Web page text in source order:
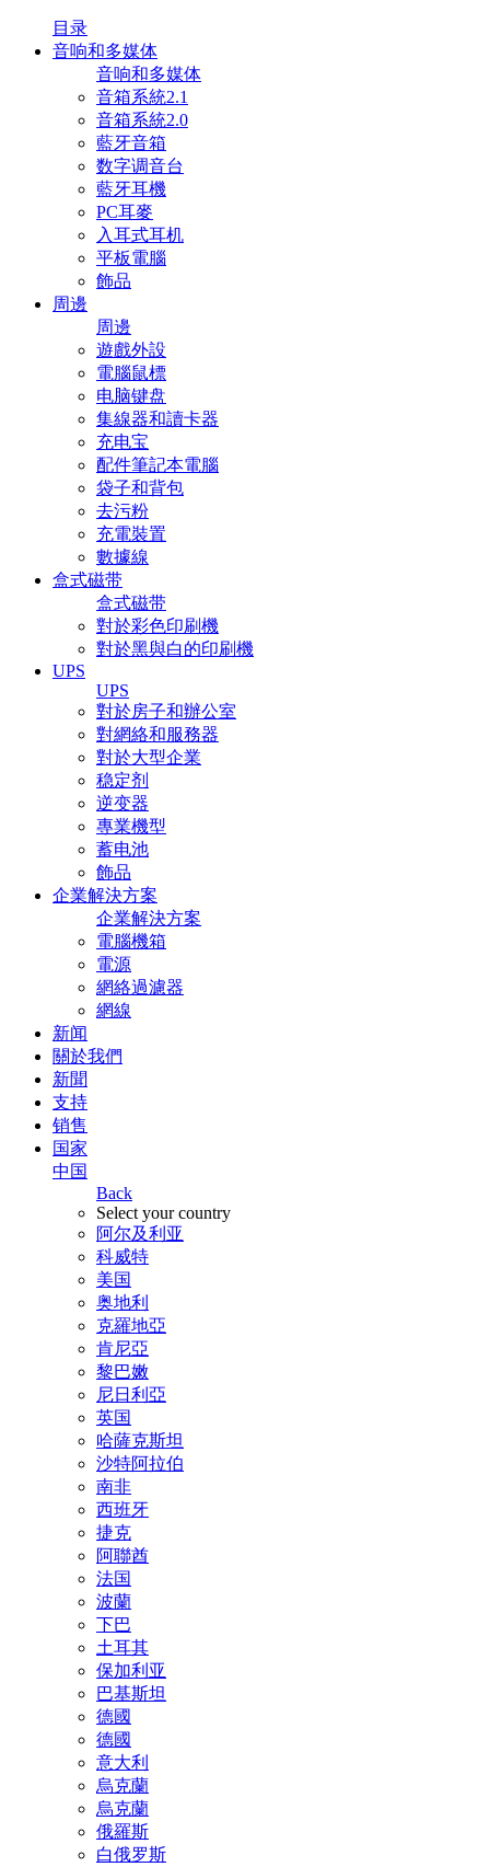
目录
音响和多媒体
音响和多媒体
音箱系統2.1
音箱系統2.0
藍牙音箱
数字调音台
藍牙耳機
PC耳麥
入耳式耳机
平板電腦
飾品
周邊
周邊
遊戲外設
電腦鼠標
电脑键盘
集線器和讀卡器
充电宝
配件筆記本電腦
袋子和背包
去污粉
充電裝置
數據線
盒式磁带
盒式磁带
對於彩色印刷機
對於黑與白的印刷機
UPS
UPS
對於房子和辦公室
對網絡和服務器
對於大型企業
稳定剂
逆变器
專業機型
蓄电池
飾品
企業解決方案
企業解決方案
電腦機箱
電源
網絡過濾器
網線
新闻
關於我們
新聞
支持
销售
国家
中国
Back
Select your country
阿尔及利亚
科威特
美国
奥地利
克羅地亞
肯尼亞
黎巴嫩
尼日利亞
英国
哈薩克斯坦
沙特阿拉伯
南非
西班牙
捷克
阿聯酋
法国
波蘭
下巴
土耳其
保加利亚
巴基斯坦
德國
德國
意大利
烏克蘭
烏克蘭
俄羅斯
白俄罗斯